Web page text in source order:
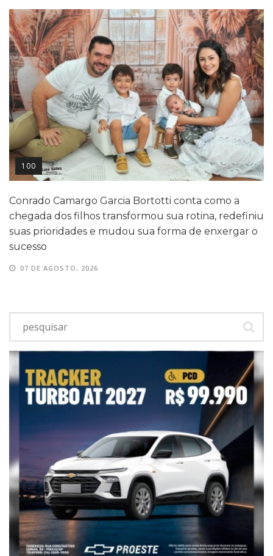
100
Conrado Camargo Garcia Bortotti conta como a
chegada dos filhos transformou sua rotina, redefiniu
suas prioridades e mudou sua forma de enxergar o
sucesso
07 DE AGOSTO, 2026